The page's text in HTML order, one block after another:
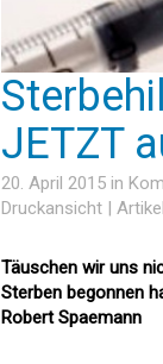
JETZT
20. April 2015 in
Druckansicht |
Täuschen wir uns
Sterben begonnen
Robert Spaemann